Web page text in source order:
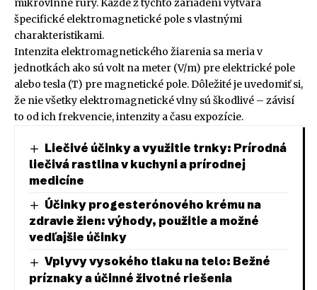
mikrovlnné rúry. Každé z týchto zariadení vytvára
špecifické elektromagnetické pole s vlastnými
charakteristikami.
Intenzita elektromagnetického žiarenia sa meria v
jednotkách ako sú volt na meter (V/m) pre elektrické pole
alebo tesla (T) pre magnetické pole. Dôležité je uvedomiť si,
že nie všetky elektromagnetické vlny sú škodlivé – závisí
to od ich frekvencie, intenzity a času expozície.
Liečivé účinky a využitie trnky: Prírodná
liečivá rastlina v kuchyni a prírodnej
medicíne
Účinky progesterónového krému na
zdravie žien: výhody, použitie a možné
vedľajšie účinky
Vplyvy vysokého tlaku na telo: Bežné
príznaky a účinné životné riešenia